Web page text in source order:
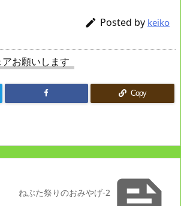
 Posted by keiko
お願いします
Copy
ねぶた祭りのおみやげ-2